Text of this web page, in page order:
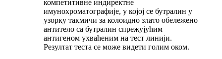
компетитивне индиректне
имунохроматографије, у којој се бутралин у
узорку такмичи за колоидно злато обележено
антитело са бутралин спрежујућим
антигеном ухваћеним на тест линији.
Резултат теста се може видети голим оком.